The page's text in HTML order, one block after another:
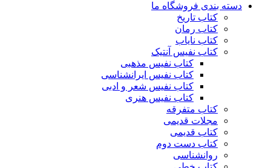
دسته بندی فروشگاه ما
کتاب تاریخ
کتاب رمان
کتاب نایاب
کتاب نفیس آنتیک
کتاب نفیس مذهبی
کتاب نفیس ایرانشناسی
کتاب نفیس شعر و ادبی
کتاب نفیس هنری
کتاب متفرقه
مجلات قدیمی
کتاب قدیمی
کتاب دست دوم
روانشناسی